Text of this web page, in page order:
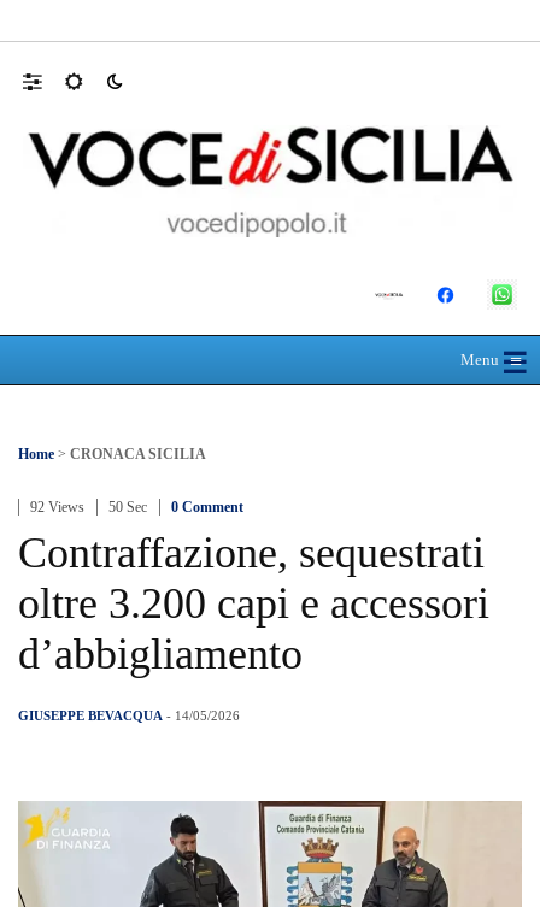
Menu≡
☰
Home > CRONACA SICILIA
92 Views 50 Sec 0 Comment
Contraffazione, sequestrati
oltre 3.200 capi e accessori
d’abbigliamento
GIUSEPPE BEVACQUA - 14/05/2026